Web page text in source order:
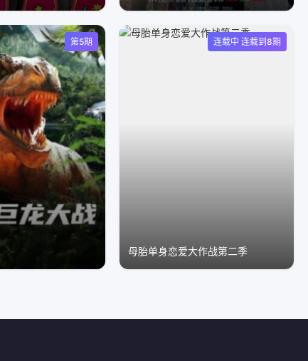
第5期 连载中 连载到8期
母胎单身恋爱大作战第二季